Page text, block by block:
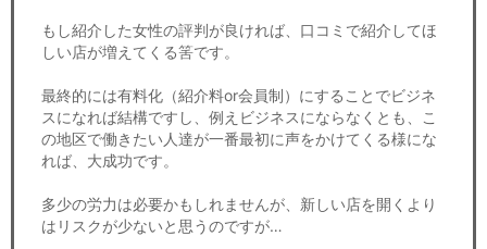
もし紹介した女性の評判が良ければ、口コミで紹介してほ
しい店が増えてくる筈です。
最終的には有料化（紹介料or会員制）にすることでビジネ
スになれば結構ですし、例えビジネスにならなくとも、こ
の地区で働きたい人達が一番最初に声をかけてくる様にな
れば、大成功です。
多少の労力は必要かもしれませんが、新しい店を開くより
はリスクが少ないと思うのですが…